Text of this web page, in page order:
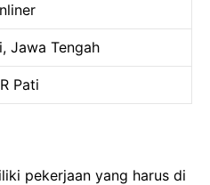
Jawa Tengah
Pati
pekerjaan yang harus di